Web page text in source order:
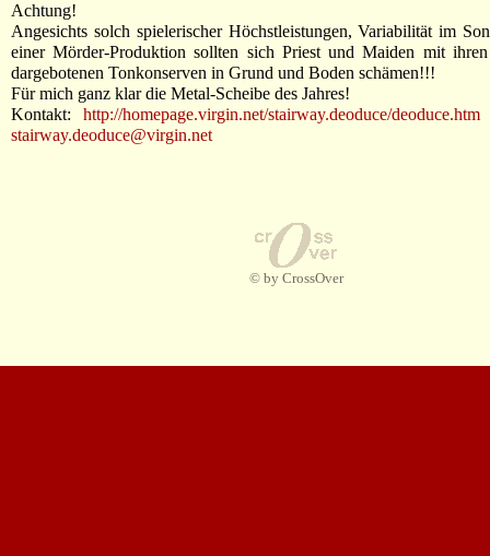
Achtung!
Angesichts solch spielerischer Höchstleistungen, Variabilität im
einer Mörder-Produktion sollten sich Priest und Maiden mit
dargebotenen Tonkonserven in Grund und Boden schämen!!!
Für mich ganz klar die Metal-Scheibe des Jahres!
Kontakt: http://homepage.virgin.net/stairway.deoduce/deoduce.htm
stairway.deoduce@virgin.net
© by CrossOver